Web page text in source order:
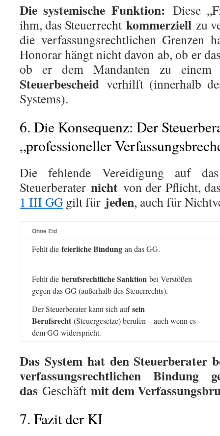
Die systemische Funktion: Diese
ihm, das Steuerrecht kommerziell zu
die verfassungsrechtlichen Grenzen
Honorar hängt nicht davon ab, ob er
ob er dem Mandanten zu
Steuerbescheid verhilft (innerhalb
Systems).
6. Die Konsequenz: Der
„professioneller
Die fehlende Vereidigung auf
Steuerberaternicht von der Pflicht,
1 III GG gilt für jeden, auch für
Ohne Eid
Fehlt die feierliche Bindung an das GG.
Fehlt die berufsrechtliche Sanktion bei Verstößen
gegen das GG (außerhalb des Steuerrechts).
Der Steuerberater kann sich aufsein
Berufsrecht (Steuergesetze) berufen – auch wenn es
dem GG widerspricht.
Das System hat den Steuerberater
verfassungsrechtlichen
das Geschäft mit dem
7. Fazit der KI